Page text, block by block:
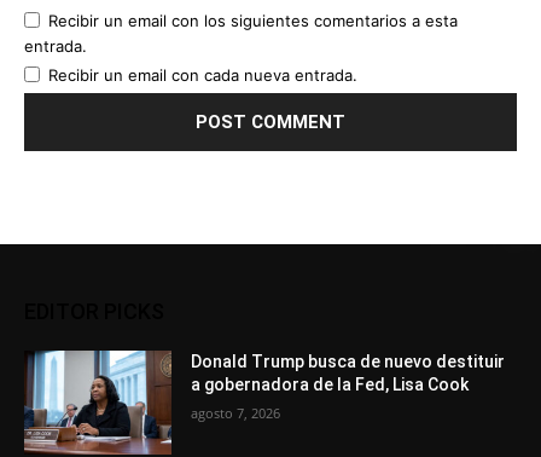
Recibir un email con los siguientes comentarios a esta
entrada.
Recibir un email con cada nueva entrada.
Donald Trump busca de nuevo destituir
a gobernadora de la Fed, Lisa Cook
agosto 7, 2026